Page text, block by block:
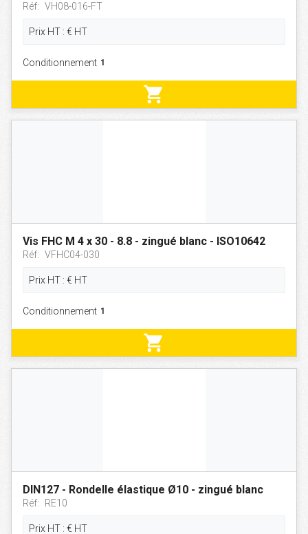
Réf: VH08-016-FT
Prix HT : € HT
Conditionnement
shopping_cart
Vis FHC M 4 x 30 - 8.8 - zingué blanc - ISO10642
Réf: VFHC04-030
Prix HT : € HT
Conditionnement
shopping_cart
DIN127 - Rondelle élastique Ø10 - zingué blanc
Réf: RE10
Prix HT : € HT